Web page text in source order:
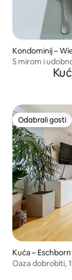
Kondominij –
S mirom i
Odabrali gosti
Odabrali gosti
Kuća – Eschborn
Oaza dobrobiti,